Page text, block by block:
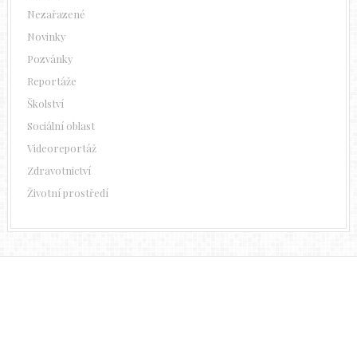
Nezařazené
Novinky
Pozvánky
Reportáže
Školství
Sociální oblast
Videoreportáž
Zdravotnictví
Životní prostředí